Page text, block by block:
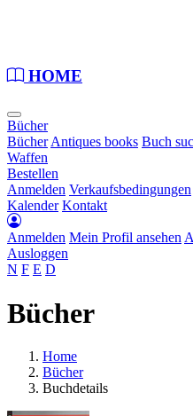
HOME
Bücher
BücherAntiques books Buch
Waffen
Bestellen
Anmelden Verkaufsbedingungen
Kalender Kontakt
Anmelden Mein Profil ansehen
Ausloggen
N F E D
Bücher
Home
Bücher
Buchdetails